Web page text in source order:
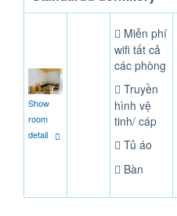
Show
room
detail
Miễn phí
wifi tất cả
các phòng
Truyền
hình vệ
tinh/ cáp
Tủ áo
Bàn